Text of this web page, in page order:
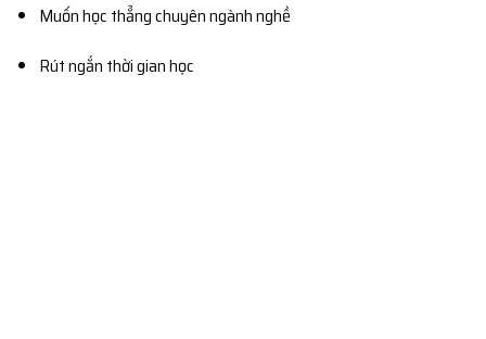
Muốn học thẳng chuyên ngành nghề
Rút ngắn thời gian học